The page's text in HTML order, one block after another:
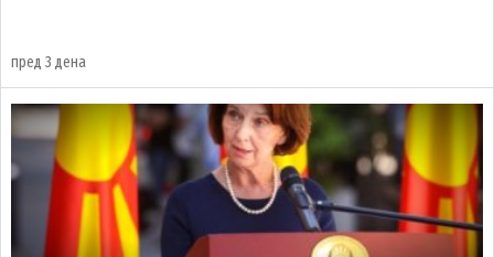
пред 3 дена